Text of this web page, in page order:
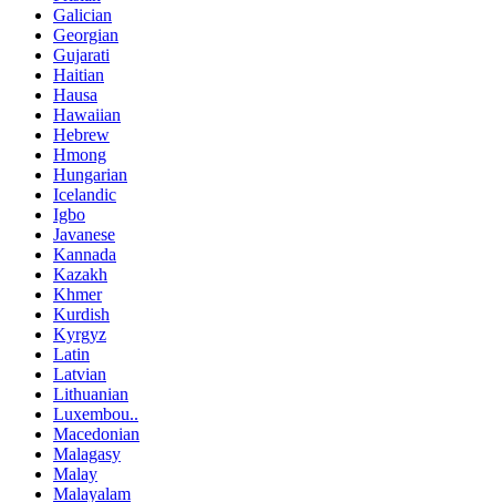
Galician
Georgian
Gujarati
Haitian
Hausa
Hawaiian
Hebrew
Hmong
Hungarian
Icelandic
Igbo
Javanese
Kannada
Kazakh
Khmer
Kurdish
Kyrgyz
Latin
Latvian
Lithuanian
Luxembou..
Macedonian
Malagasy
Malay
Malayalam